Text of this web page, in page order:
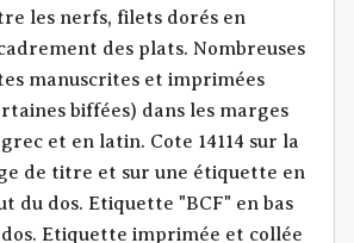
les nerfs, filets dorés en
des plats. Nombreuses
manuscrites et imprimées
biffées) dans les marges
et en latin. Cote 14114 sur la
de titre et sur une étiquette en
du dos. Etiquette "BCF" en bas
Etiquette imprimée et collée